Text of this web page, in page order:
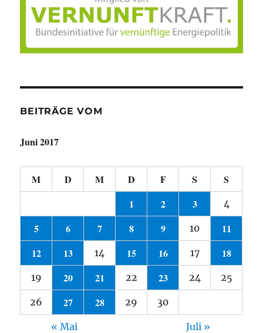
BEITRÄGE VOM
Juni 2017
M D M D F S
S
1
2 3 4
5 6 7 8 9 10
11
12
13 14 15 16 17 18
19 20 21 22 23 24 25
26 27 28 29 30
« Mai Juli »